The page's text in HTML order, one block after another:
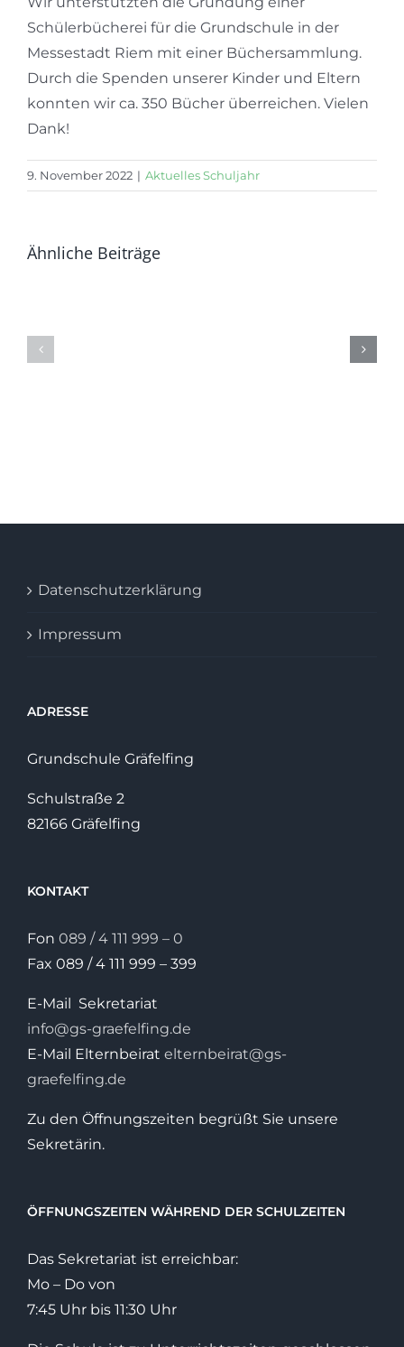
Schülerbücherei für die Grundschule in der
Messestadt Riem mit einer Büchersammlung.
Durch die Spenden unserer Kinder und Eltern
konnten wir ca. 350 Bücher überreichen. Vielen
Dank!
9. November 2022 | Aktuelles Schuljahr
Ähnliche Beiträge
ganze
Datenschutzerklärung
Impressum
ADRESSE
Grundschule Gräfelfing
Schulstraße 2
82166 Gräfelfing
KONTAKT
Fon 089 / 4 111 999 – 0
Fax 089 / 4 111 999 – 399
E-Mail Sekretariat
info@gs-graefelfing.de
E-Mail Elternbeirat elternbeirat@gs-
graefelfing.de
Zu den Öffnungszeiten begrüßt Sie unsere
Sekretärin.
ÖFFNUNGSZEITEN WÄHREND DER SCHULZEITEN
Das Sekretariat ist erreichbar:
Mo – Do von
7:45 Uhr bis 11:30 Uhr